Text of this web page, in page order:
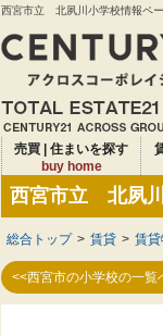
西宮市立 北夙川小学校情報ペ
売買 | 住まいを探す
buy home
西宮市立 北夙
総合トップ > 賃貸 > 賃
<<西宮市の小学校の一覧